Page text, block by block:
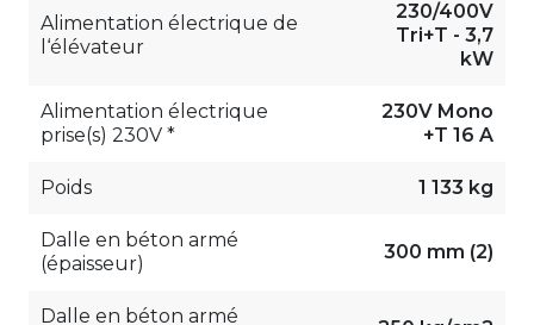
Alimentation électrique de
l‘élévateur
230/400V
Tri+T - 3,7
kW
Alimentation électrique
prise(s) 230V *
230V Mono
+T 16 A
Poids 1 133 kg
Dalle en béton armé
(épaisseur)
300 mm (2)
Dalle en béton armé